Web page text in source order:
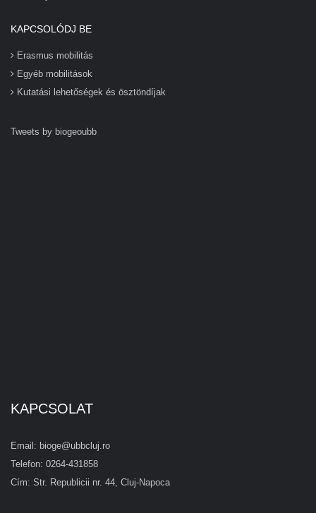
KAPCSOLÓDJ BE
Erasmus mobilitás
Egyéb mobilitások
Kutatási lehetőségek és ösztöndíjak
Tweets by biogeoubb
KAPCSOLAT
Email: bioge@ubbcluj.ro
Telefon: 0264-431858
Cím: Str. Republicii nr. 44, Cluj-Napoca